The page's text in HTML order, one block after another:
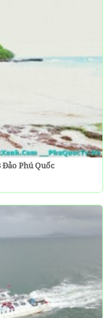
Phú Quốc